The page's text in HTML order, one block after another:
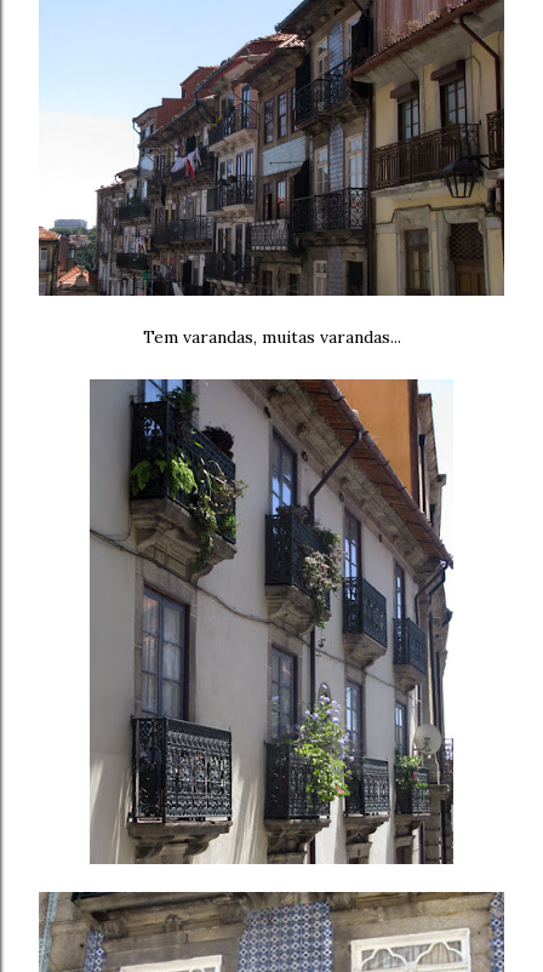
Tem varandas, muitas varandas...